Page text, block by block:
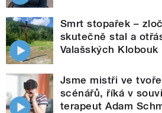
Smrt stopařek –
skutečně stal a
Valašských Klobouk
Jsme mistři ve
scénářů, říká v
terapeut Adam